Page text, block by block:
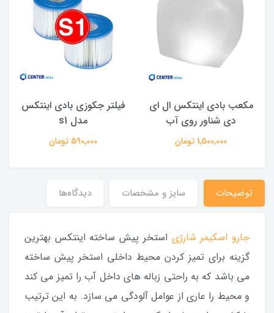
مکعب بادی اینتکس ال ای
دی شناور روی آب
1,500,000 تومان
فیلتر جکوزی بادی اینتکس
مدل s1
590,000 تومان
توضیحات سایز و مشخصات دیدگاه‌ها
جارو اسکیمر شارژی استخر پیش ساخته اینتکس بهترین
گزینه برای تمیز کردن محیط داخلی استخر پیش ساخته
می باشد که به راحتی زباله های داخل آب را تمیز می کند
و محیط را عاری از عوامل آلودگی می سازد. به این ترتیب